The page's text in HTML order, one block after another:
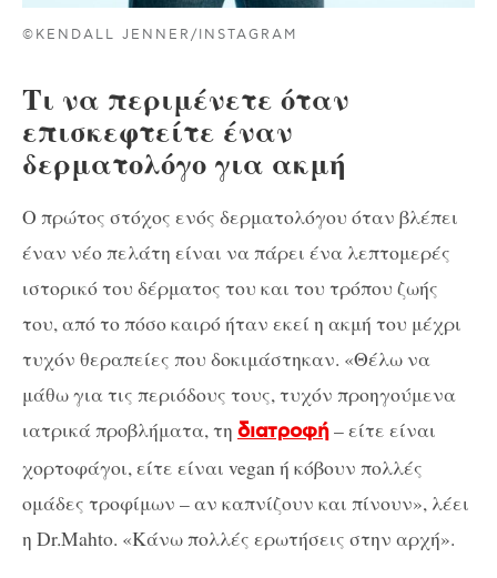
©KENDALL JENNER/INSTAGRAM
Τι να περιμένετε όταν
επισκεφτείτε έναν
δερματολόγο για ακμή
Ο πρώτος στόχος ενός δερματολόγου όταν βλέπει
έναν νέο πελάτη είναι να πάρει ένα λεπτομερές
ιστορικό του δέρματος του και του τρόπου ζωής
του, από το πόσο καιρό ήταν εκεί η ακμή του μέχρι
τυχόν θεραπείες που δοκιμάστηκαν. «Θέλω να
μάθω για τις περιόδους τους, τυχόν προηγούμενα
ιατρικά προβλήματα, τη διατροφή– είτε είναι
χορτοφάγοι, είτε είναι vegan ή κόβουν πολλές
ομάδες τροφίμων – αν καπνίζουν και πίνουν», λέει
η Dr.Mahto. «Κάνω πολλές ερωτήσεις στην αρχή».